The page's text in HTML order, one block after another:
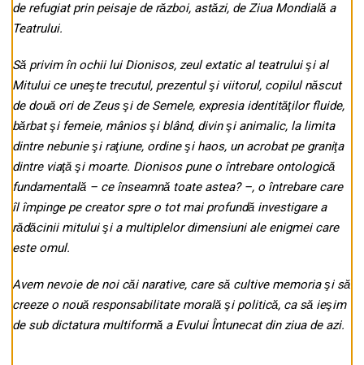
de refugiat prin peisaje de război, astăzi, de Ziua Mondială a
Teatrului.
Să privim în ochii lui Dionisos, zeul extatic al teatrului şi al
Mitului ce uneşte trecutul, prezentul şi viitorul, copilul născut
de două ori de Zeus şi de Semele, expresia identităţilor fluide,
bărbat şi femeie, mânios şi blând, divin şi animalic, la limita
dintre nebunie şi raţiune, ordine şi haos, un acrobat pe graniţa
dintre viaţă şi moarte. Dionisos pune o întrebare ontologică
fundamentală – ce înseamnă toate astea? –, o întrebare care
îl împinge pe creator spre o tot mai profundă investigare a
rădăcinii mitului şi a multiplelor dimensiuni ale enigmei care
este omul.
Avem nevoie de noi căi narative, care să cultive memoria şi să
creeze o nouă responsabilitate morală şi politică, ca să ieşim
de sub dictatura multiformă a Evului Întunecat din ziua de azi.